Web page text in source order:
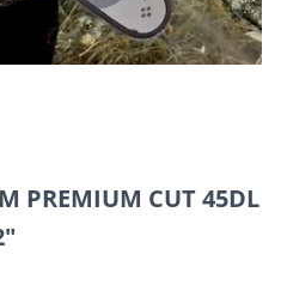
PREMIUM CUT 45DL